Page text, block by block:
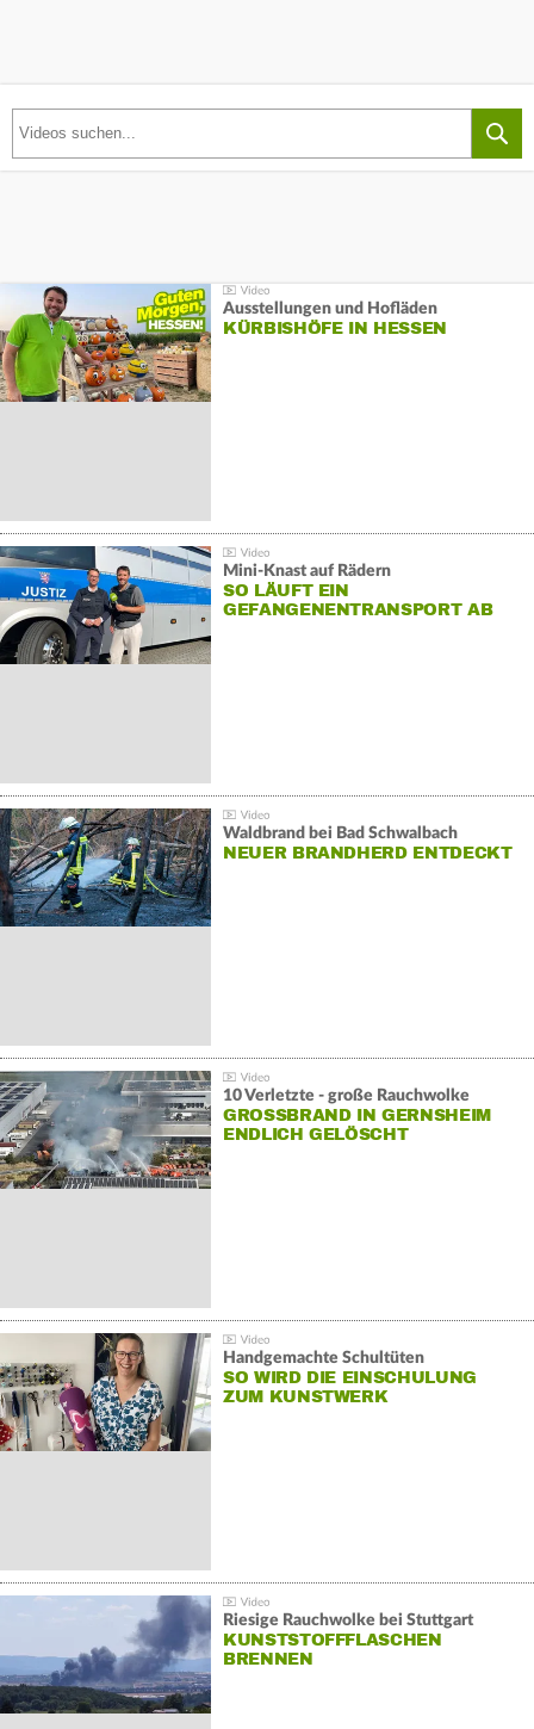
Ausstellungen und Hofläden
KÜRBISHÖFE IN HESSEN
Mini-Knast auf Rädern
SO LÄUFT EIN
GEFANGENENTRANSPORT AB
Waldbrand bei Bad Schwalbach
NEUER BRANDHERD ENTDECKT
10 Verletzte - große Rauchwolke
GROSSBRAND IN GERNSHEIM E
NDLICH GELÖSCHT
Handgemachte Schultüten
SO WIRD DIE EINSCHULUNG
ZUM KUNSTWERK
Riesige Rauchwolke bei Stuttgart
KUNSTSTOFFFLASCHEN
BRENNEN